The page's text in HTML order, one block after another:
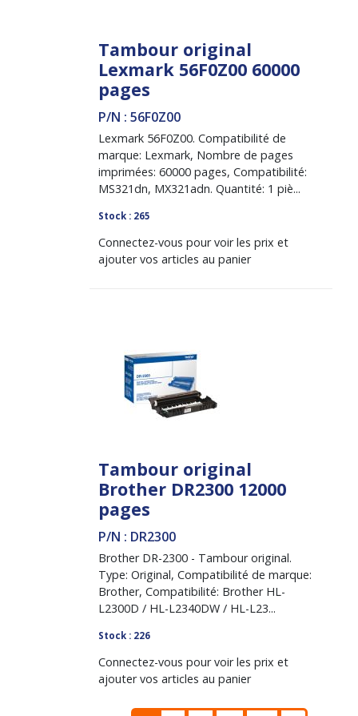
Tambour original
Lexmark 56F0Z00 60000
pages
P/N : 56F0Z00
Lexmark 56F0Z00. Compatibilité de
marque: Lexmark, Nombre de pages
imprimées: 60000 pages, Compatibilité:
MS321dn, MX321adn. Quantité: 1 piè...
Stock : 265
Connectez-vous pour voir les prix et
ajouter vos articles au panier
Tambour original
Brother DR2300 12000
pages
P/N : DR2300
Brother DR-2300 - Tambour original.
Type: Original, Compatibilité de marque:
Brother, Compatibilité: Brother HL-
L2300D / HL-L2340DW / HL-L23...
Stock : 226
Connectez-vous pour voir les prix et
ajouter vos articles au panier